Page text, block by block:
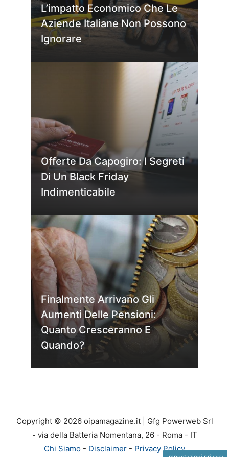
L’impatto Economico Che Le
Aziende Italiane Non Possono
Ignorare
Offerte Da Capogiro: I Segreti
Di Un Black Friday
Indimenticabile
Finalmente Arrivano Gli
Aumenti Delle Pensioni:
Quanto Cresceranno E
Quando?
Copyright © 2026 oipamagazine.it | Gfg Powerweb Srl
- via della Batteria Nomentana, 26 - Roma - IT
Chi Siamo - Disclaimer - Privacy Policy